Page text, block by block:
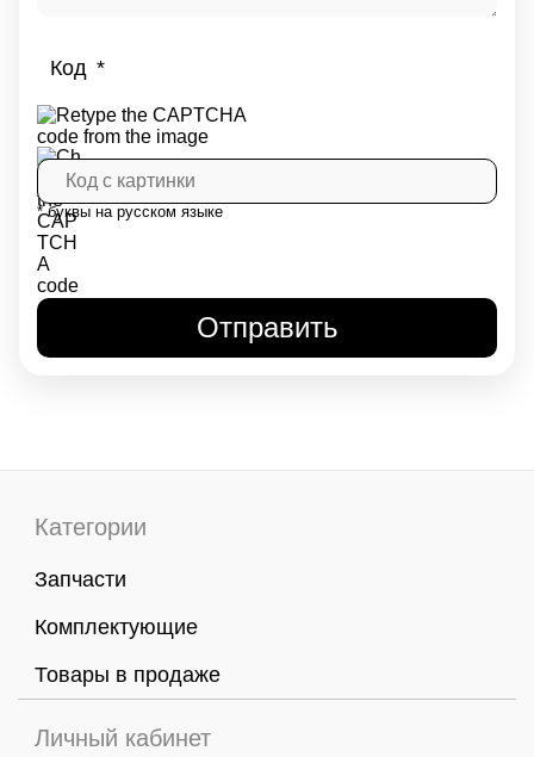
Код
* буквы на русском языке
Категории
Запчасти
Комплектующие
Товары в продаже
Личный кабинет